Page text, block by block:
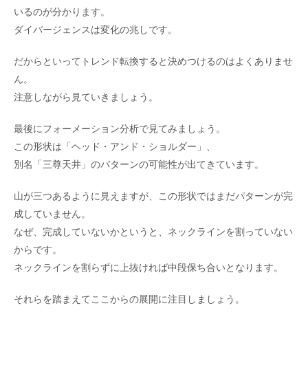
いるのが分かります。
ダイバージェンスは変化の兆しです。
だからといってトレンド転換すると決めつけるのはよくありませ
ん。
注意しながら見ていきましょう。
最後にフォーメーション分析で見てみましょう。
この形状は「ヘッド・アンド・ショルダー」、
別名「三尊天井」のパターンの可能性が出てきています。
山が三つあるように見えますが、この形状ではまだパターンが完
成していません。
なぜ、完成していないかというと、ネックラインを割っていない
からです。
ネックラインを割らずに上抜ければ中段保ち合いとなります。
それらを踏まえてここからの展開に注目しましょう。